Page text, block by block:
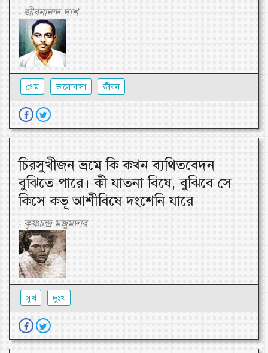
- জীবনানন্দ দাশ
প্রেম ভালোবাসা জীবন
চিরসুখীজন ভ্রমে কি কখন ব্যথিতবেদন
বুঝিতে পারে। কী যাতনা বিষে, বুঝিবে সে
কিসে কভূ আশীবিষে দংশেনি যারে
- কৃষ্ণচন্দ্র মজুমদার
সুখ দুঃখ